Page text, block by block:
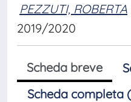
PEZZUTI, ROBERTA
2019/2020
Scheda breve
Scheda completa